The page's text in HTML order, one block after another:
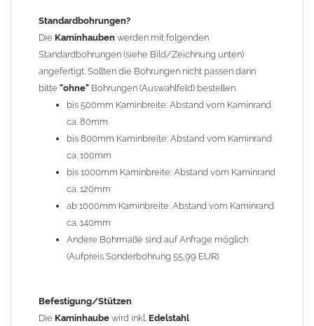
Kaminkopfabdeckung
Kaminhaubewirdohne Kaminkopfabdeckung
Kaminkopfabdeckungenfinden Sie unter "Kaminabdeckung
Es stehen insgesamt 20 verschiedene Typen zur Auswahl. Bitte
Auswahlfeldangeben.
Standardhauben siehe Auswahlfeld: 01 Haus,03 Welle
(unser Topseller)
Laube, 13 Schwalbe, 14 Sattel Welle, 15 Welle 90° gedreht,
17 Dach, 18 Plafond 2, 19 S-Line, 20 Pult
Typ 07 (Welle hoch) und 08 (Doppel Welle) haben einen
Aufpreis von 20% (bitte anfragen - Bestellung nicht über
Shop möglich).
Die Typen 02 (Bogen), 06 (Krempe), 09 (Pagode), 10
1,5mm hergestellt (Preis auf Anfrage = ca. 2-3-fache vom
1,5mm Standardpreis)
Standardbohrungen?
Die Kaminhauben werden mit folgenden
Standardbohrungen (siehe Bild/Zeichnung unten)
angefertigt. Sollten die Bohrungen nicht passen dann
bitte "ohne" Bohrungen (Auswahlfeld) bestellen.
bis 500mm Kaminbreite: Abstand vom Kaminrand
ca. 80mm
bis 800mm Kaminbreite: Abstand vom Kaminrand
ca. 100mm
bis 1000mm Kaminbreite: Abstand vom Kaminrand
ca. 120mm
ab 1000mm Kaminbreite: Abstand vom Kaminrand
ca. 140mm
Andere Bohrmaße sind auf Anfrage möglich
(Aufpreis Sonderbohrung 55,99 EUR).
Befestigung/Stützen
Die Kaminhaube wird inkl. Edelstahl